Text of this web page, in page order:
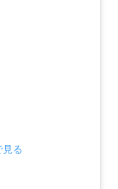
る